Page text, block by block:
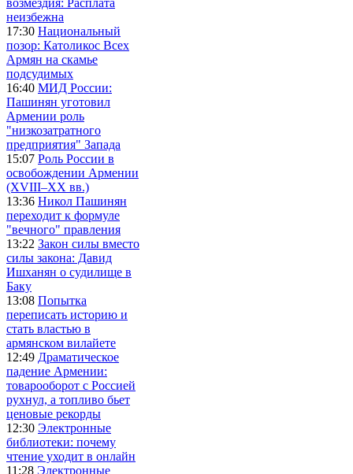
неизбежна
17:30 Национальный
позор: Католикос Всех
Армян на скамье
подсудимых
16:40 МИД России:
Пашинян уготовил
Армении роль
"низкозатратного
предприятия" Запада
15:07 Роль России в
освобождении Армении
(XVIII–XX вв.)
13:36 Никол Пашинян
переходит к формуле
"вечного" правления
13:22 Закон силы вместо
силы закона: Давид
Ишханян о судилище в
Баку
13:08 Попытка
переписать историю и
стать властью в
армянском вилайете
12:49 Драматическое
падение Армении:
товарооборот с Россией
рухнул, а топливо бьет
ценовые рекорды
12:30 Электронные
библиотеки: почему
чтение уходит в онлайн
11:28 Электронные